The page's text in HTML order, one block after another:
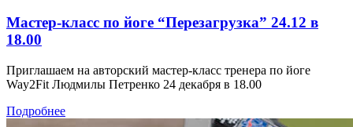
Мастер-класс по йоге “Перезагрузка” 24.12 в
18.00
Приглашаем на авторский мастер-класс тренера по йоге
Way2Fit Людмилы Петренко 24 декабря в 18.00
Подробнее